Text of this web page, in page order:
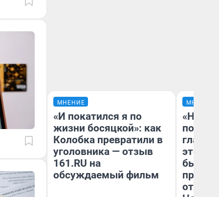
МНЕНИЕ
«И покатился я по
жизни босяцкой»: как
Колобка превратили в
уголовника — отзыв
161.RU на
обсуждаемый фильм
МНЕНИЕ
этого
бьет
отзыв